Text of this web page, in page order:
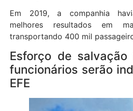
Em 2019, a companhia
melhores resultados em
transportando 400 mil
Esforço de
funcionários serão
EFE